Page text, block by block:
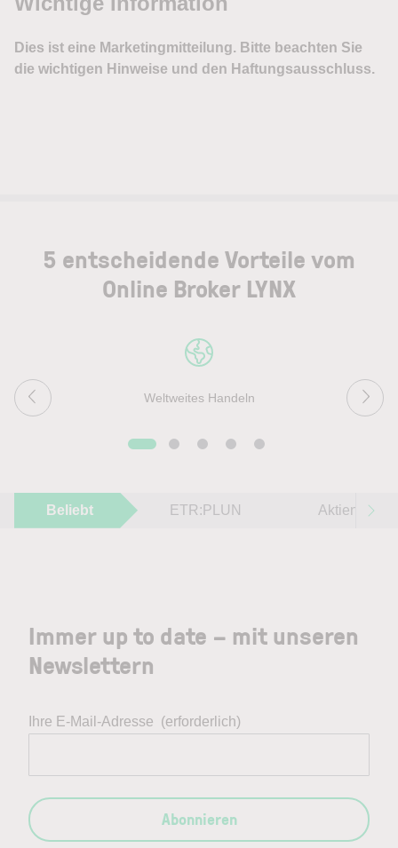
5 entscheidende Vorteile vom
Online Broker LYNX
Weltweites Handeln
Beliebt ETR:PLUN Aktien im
Immer up to date – mit unseren
Newslettern
Ihre E-Mail-Adresse (erforderlich)
Abonnieren